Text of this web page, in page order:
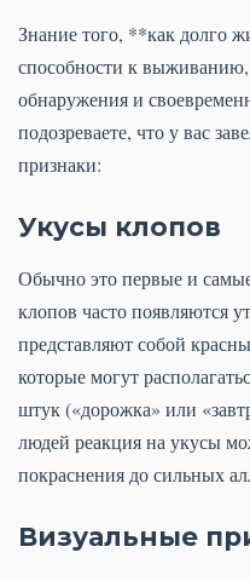
Знание того, **как долго
способности к выживанию,
обнаружения и
подозреваете, что у вас
признаки:
Укусы клопов
Обычно это первые и
клопов часто появляются
представляют собой
которые могут
штук («дорожка» или
людей реакция на укусы
покраснения до сильных
Визуальные